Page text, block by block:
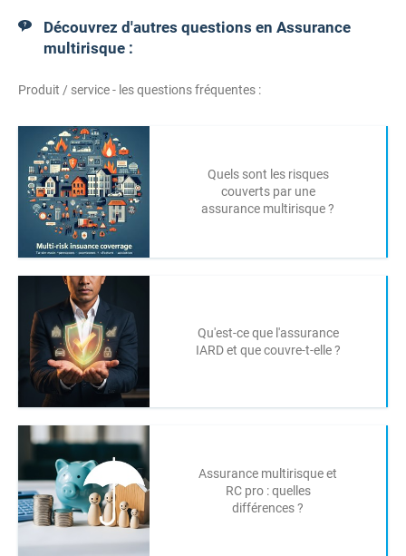
Découvrez d'autres questions en Assurance
multirisque :
Produit / service - les questions fréquentes :
Quels sont les risques
couverts par une
assurance multirisque ?
Qu'est-ce que l'assurance
IARD et que couvre-t-elle ?
Assurance multirisque et
RC pro : quelles
différences ?